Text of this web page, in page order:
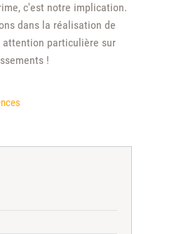
c'est notre implication.
dans la réalisation de
attention particulière sur
!